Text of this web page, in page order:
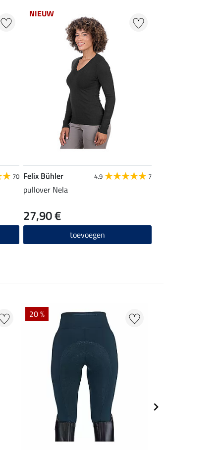
70
NIEUW
Felix Bühler 4.9 7
pullover Nela
27,90 €
toevoegen
20 %